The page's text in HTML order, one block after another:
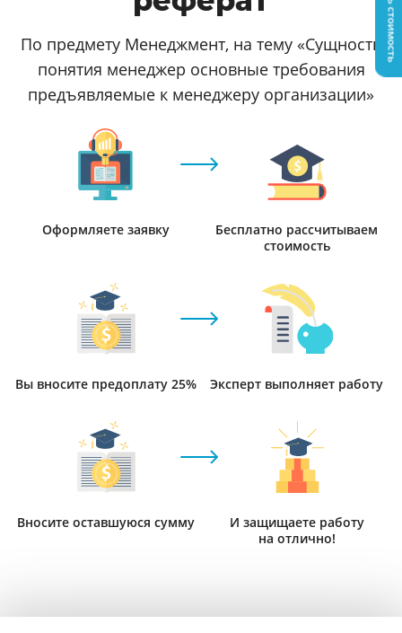
По предмету Менеджмент, на тему «Сущность
понятия менеджер основные требования
предъявляемые к менеджеру организации»
Оформляете заявку
Бесплатно рассчитываем
стоимость
Вы вносите предоплату 25% Эксперт выполняет работу
Вносите оставшуюся сумму
И защищаете работу
на отлично!